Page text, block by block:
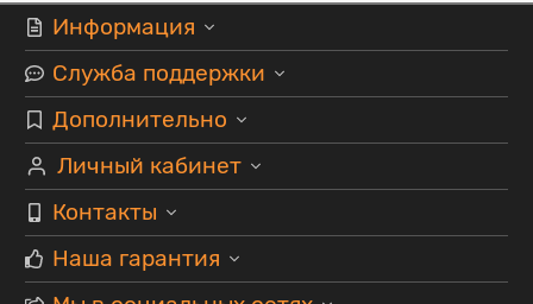
Информация
Служба поддержки
Дополнительно
Личный кабинет
Контакты
Наша гарантия